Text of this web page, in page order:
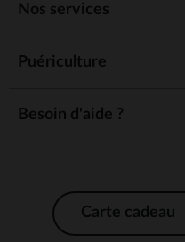
Nos services
Puériculture
Besoin d'aide ?
Carte cadeau